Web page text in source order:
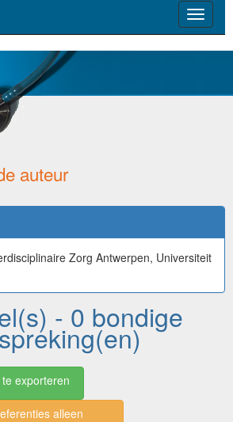
Toggle
auteur
Zorg Antwerpen, Universiteit
- 0 bondige
exporteren
alleen